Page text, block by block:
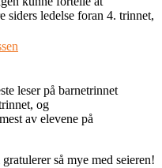
siders ledelse foran 4. trinnet,
leser på barnetrinnet
og
av elevene på
så mye med seieren!